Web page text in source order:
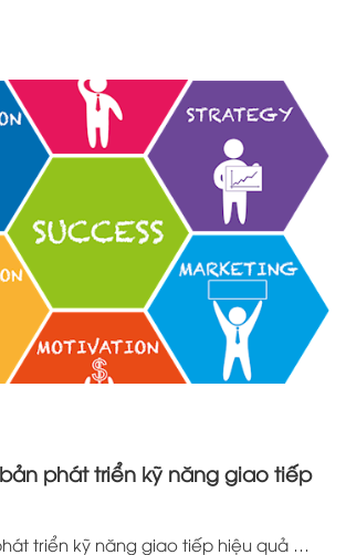
phát triển kỹ năng giao tiếp
triển kỹ năng giao tiếp hiệu quả …